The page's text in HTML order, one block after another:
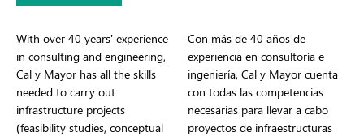
With over 40 years’ experience
in consulting and engineering,
Cal y Mayor has all the skills
needed to carry out
infrastructure projects
(feasibility studies, conceptual
Con más de 40 años de
experiencia en consultoría e
ingeniería, Cal y Mayor cuenta
con todas las competencias
necesarias para llevar a cabo
proyectos de infraestructuras